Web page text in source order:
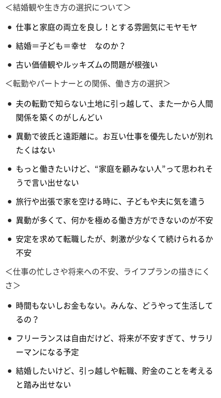
＜結婚観や生き方の選択について＞
仕事と家庭の両立を良し！とする雰囲気にモヤモヤ
結婚＝子ども＝幸せ なのか？
古い価値観やルッキズムの問題が根強い
＜転勤やパートナーとの関係、働き方の選択＞
夫の転勤で知らない土地に引っ越して、また一から人間
関係を築くのがしんどい
異動で彼氏と遠距離に。お互い仕事を優先したいが別れ
たくはない
もっと働きたいけど、“家庭を顧みない人”って思われそ
うで言い出せない
旅行や出張で家を空ける時に、子どもや夫に気を遣う
異動が多くて、何かを極める働き方ができないのが不安
安定を求めて転職したが、刺激が少なくて続けられるか
不安
＜仕事の忙しさや将来への不安、ライフプランの描きにく
さ＞
時間もないしお金もない。みんな、どうやって生活して
るの？
フリーランスは自由だけど、将来が不安すぎて、サラリ
ーマンになる予定
結婚したいけど、引っ越しや転職、貯金のことを考える
と踏み出せない